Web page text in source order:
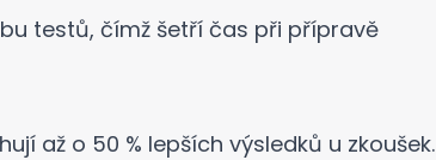
testů, čímž šetří čas při přípravě
až o 50 % lepších výsledků u zkoušek.